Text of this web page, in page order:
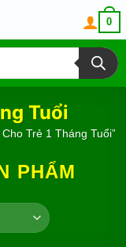
0
Tuổi
Trẻ 1 Tháng Tuổi”
PHẨM